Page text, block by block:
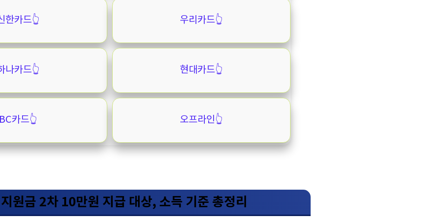
한카드👆️ 우리카드👆️
나카드👆️ 현대카드👆️
카드👆️ 오프라인👆️
원금 2차 10만원 지급 대상, 소득 기준 총정리